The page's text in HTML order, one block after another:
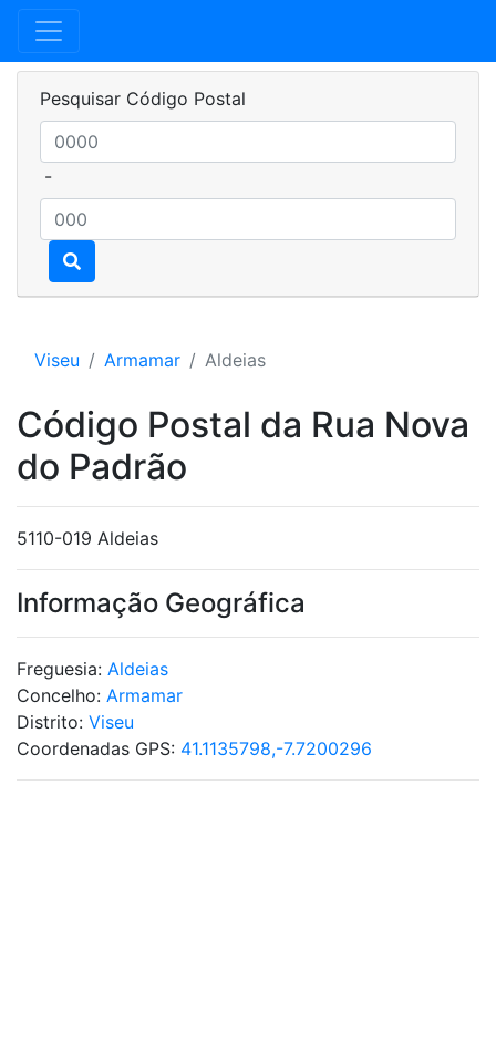
Pesquisar Código Postal
-
Viseu Armamar Aldeias
Código Postal da Rua Nova
do Padrão
5110-019 Aldeias
Informação Geográfica
Freguesia: Aldeias
Concelho: Armamar
Distrito: Viseu
Coordenadas GPS: 41.1135798,-7.7200296